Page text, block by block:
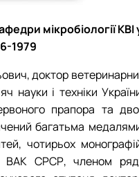
мікробіології КВІ
1979
доктор
науки і техніки
прапора та
багатьма
чотирьох
ВАК СРСР, членом